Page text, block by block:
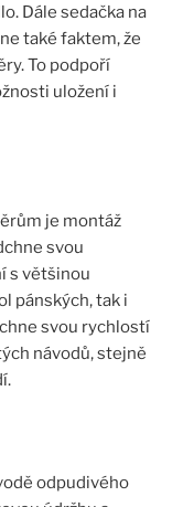
Dále sedačka na
také faktem, že
To podpoří
uložení i
je montáž
svou
s většinou
pánských, tak i
svou rychlostí
návodů, stejně
odpudivého